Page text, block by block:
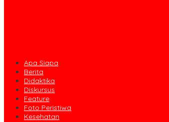
Apa Siapa
Berita
Didaktika
Diskursus
Feature
Foto Peristiwa
Kesehatan